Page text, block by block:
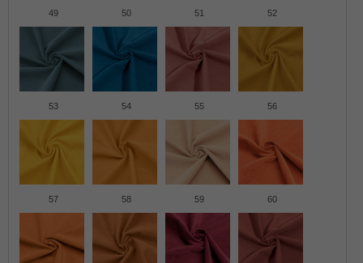
49 50 51 52
53 54 55 56
57 58 59 60